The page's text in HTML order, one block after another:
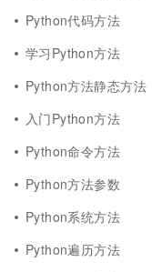
Python代码方法
学习Python方法
Python方法静态方法
入门Python方法
Python命令方法
Python方法参数
Python系统方法
Python遍历方法